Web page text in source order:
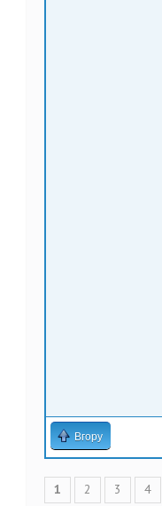
Вгору
Сторінки
1 2 3 4